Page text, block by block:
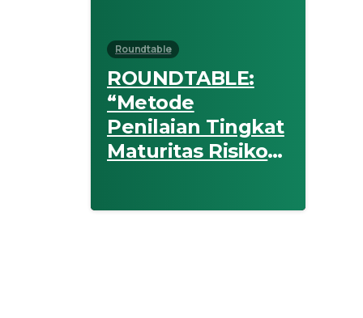
Roundtable
ROUNDTABLE:
“Metode
Penilaian Tingkat
Maturitas Risiko